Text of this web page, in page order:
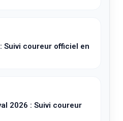
Suivi coureur officiel en
2026 : Suivi coureur